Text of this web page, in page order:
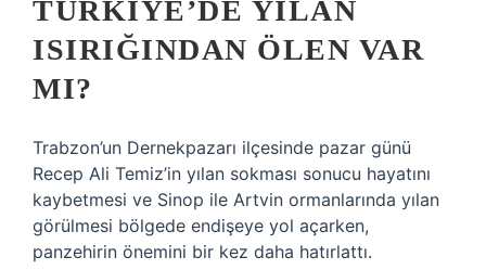
TÜRKIYE’DE YILAN
ISIRIĞINDAN ÖLEN VAR
MI?
Trabzon’un Dernekpazarı ilçesinde pazar günü
Recep Ali Temiz’in yılan sokması sonucu hayatını
kaybetmesi ve Sinop ile Artvin ormanlarında yılan
görülmesi bölgede endişeye yol açarken,
panzehirin önemini bir kez daha hatırlattı.